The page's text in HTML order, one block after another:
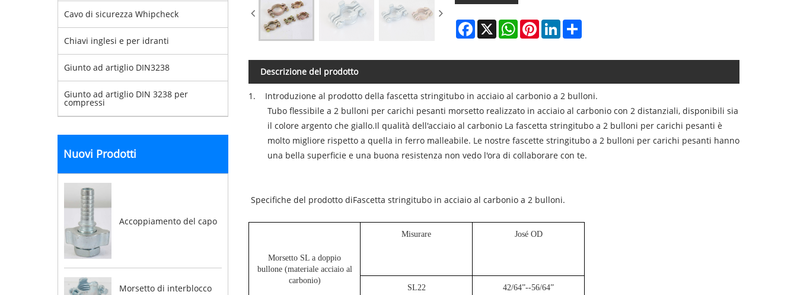
Cavo di sicurezza Whipcheck
Chiavi inglesi e per idranti
Giunto ad artiglio DIN3238
Giunto ad artiglio DIN 3238 per
compressi
Nuovi Prodotti
Accoppiamento del capo
Morsetto di interblocco
Facebook
X WhatsAppPinterestLinkedInShare
Descrizione del prodotto
1. Introduzione al prodotto della fascetta stringitubo in acciaio al carbonio a 2 bulloni.
Tubo flessibile a 2 bulloni per carichi pesanti morsetto realizzato in acciaio al carbonio con 2 distanziali, disponibili sia
il colore argento che giallo.Il qualità dell'acciaio al carbonio La fascetta stringitubo a 2 bulloni per carichi pesanti è
molto migliore rispetto a quella in ferro malleabile. Le nostre fascette stringitubo a 2 bulloni per carichi pesanti hanno
una bella superficie e una buona resistenza non vedo l'ora di collaborare con te.
Specifiche del prodotto diFascetta stringitubo in acciaio al carbonio a 2 bulloni.
Morsetto SL a doppio
bullone (materiale acciaio al
carbonio)
Misurare José OD
SL22 42/64”--56/64”